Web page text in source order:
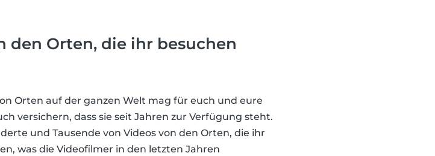
den Orten, die ihr besuchen
Orten auf der ganzen Welt mag für euch und eure
versichern, dass sie seit Jahren zur Verfügung steht.
und Tausende von Videos von den Orten, die ihr
was die Videofilmer in den letzten Jahren